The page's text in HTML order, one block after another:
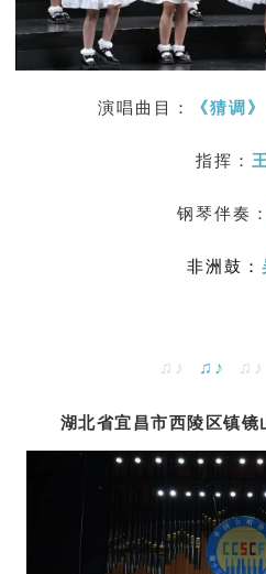
演唱曲目： 《猜调》
指挥：
钢琴伴奏：
非洲鼓：
♫♪ ♫♪
湖北省宜昌市西陵区镇镜